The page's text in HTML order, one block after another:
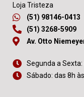
Loja Tristeza
(51) 98146-0413
(51) 3268-5909
Av. Otto
Segunda a
Sábado: das 8h